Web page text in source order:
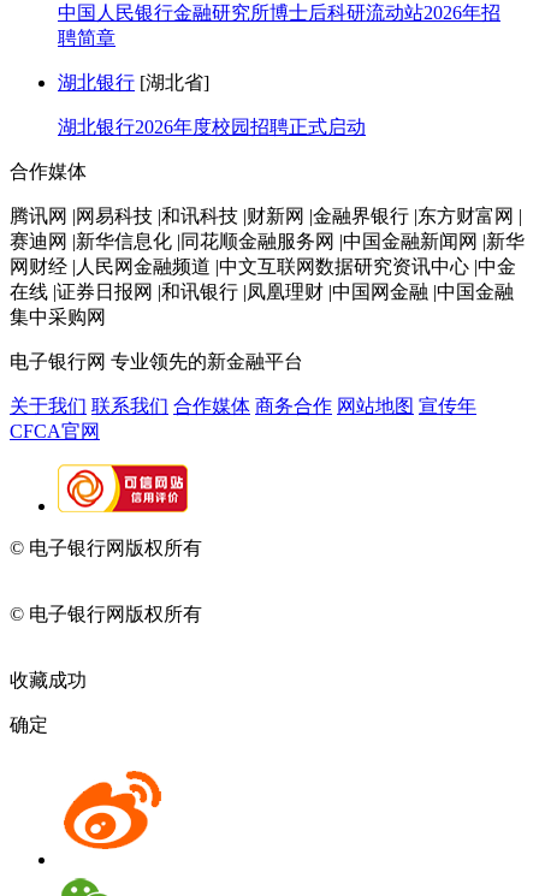
中国人民银行金融研究所博士后科研流动站2026年招
聘简章
湖北银行 [湖北省]
湖北银行2026年度校园招聘正式启动
合作媒体
腾讯网 |网易科技 |和讯科技 |财新网 |金融界银行 |东方财富网 |
赛迪网 |新华信息化 |同花顺金融服务网 |中国金融新闻网 |新华
网财经 |人民网金融频道 |中文互联网数据研究资讯中心 |中金
在线 |证券日报网 |和讯银行 |凤凰理财 |中国网金融 |中国金融
集中采购网
电子银行网 专业领先的新金融平台
关于我们 联系我们 合作媒体 商务合作 网站地图 宣传年
CFCA官网
© 电子银行网版权所有
© 电子银行网版权所有
收藏成功
确定